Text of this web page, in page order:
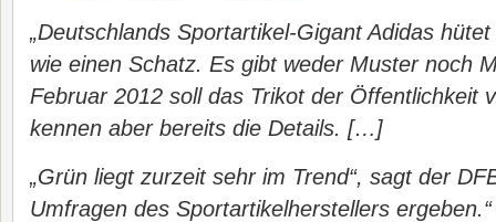
„Deutschlands Sportartikel-Gigant Adidas
wie einen Schatz. Es gibt weder Muster noch
Februar 2012 soll das Trikot der Öffentlichkeit
kennen aber bereits die Details. […]
„Grün liegt zurzeit sehr im Trend“, sagt der
Umfragen des Sportartikelherstellers ergeben.“